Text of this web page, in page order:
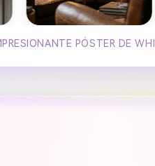
PÓSTER DE